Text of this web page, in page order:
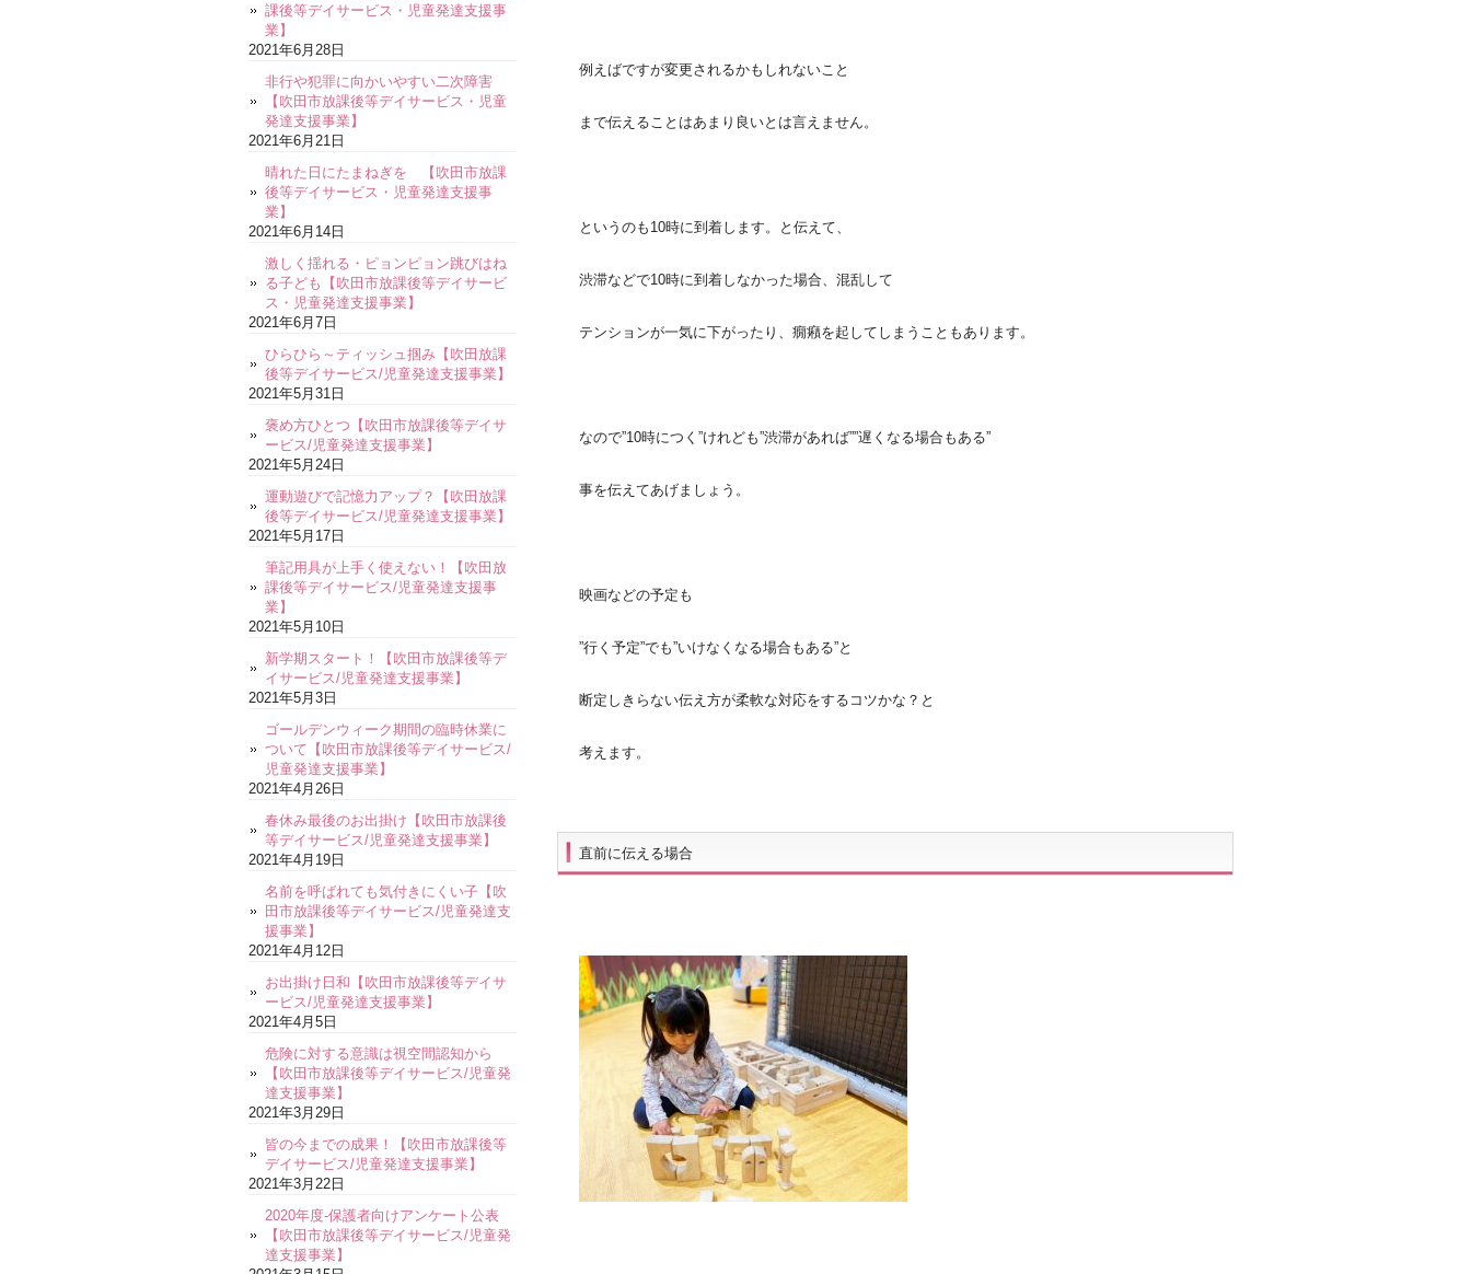
例えばですが変更されるかもしれないこと
まで伝えることはあまり良いとは言えません。
というのも10時に到着します。と伝えて、
渋滞などで10時に到着しなかった場合、混乱して
テンションが一気に下がったり、癇癪を起してしまうこともあります。
なので”10時につく”けれども”渋滞があれば””遅くなる場合もある”
事を伝えてあげましょう。
映画などの予定も
”行く予定”でも”いけなくなる場合もある”と
断定しきらない伝え方が柔軟な対応をするコツかな？と
考えます。
直前に伝える場合
課後等デイサービス・児童発達支援事
業】
2021年6月28日
非行や犯罪に向かいやすい二次障害
【吹田市放課後等デイサービス・児童
発達支援事業】
2021年6月21日
晴れた日にたまねぎを 【吹田市放課
後等デイサービス・児童発達支援事
業】
2021年6月14日
激しく揺れる・ピョンピョン跳びはね
る子ども【吹田市放課後等デイサービ
ス・児童発達支援事業】
2021年6月7日
ひらひら～ティッシュ掴み【吹田放課
後等デイサービス/児童発達支援事業】
2021年5月31日
褒め方ひとつ【吹田市放課後等デイサ
ービス/児童発達支援事業】
2021年5月24日
運動遊びで記憶力アップ？【吹田放課
後等デイサービス/児童発達支援事業】
2021年5月17日
筆記用具が上手く使えない！【吹田放
課後等デイサービス/児童発達支援事
業】
2021年5月10日
新学期スタート！【吹田市放課後等デ
イサービス/児童発達支援事業】
2021年5月3日
ゴールデンウィーク期間の臨時休業に
ついて【吹田市放課後等デイサービス/
児童発達支援事業】
2021年4月26日
春休み最後のお出掛け【吹田市放課後
等デイサービス/児童発達支援事業】
2021年4月19日
名前を呼ばれても気付きにくい子【吹
田市放課後等デイサービス/児童発達支
援事業】
2021年4月12日
お出掛け日和【吹田市放課後等デイサ
ービス/児童発達支援事業】
2021年4月5日
危険に対する意識は視空間認知から
【吹田市放課後等デイサービス/児童発
達支援事業】
2021年3月29日
皆の今までの成果！【吹田市放課後等
デイサービス/児童発達支援事業】
2021年3月22日
2020年度-保護者向けアンケート公表
【吹田市放課後等デイサービス/児童発
達支援事業】